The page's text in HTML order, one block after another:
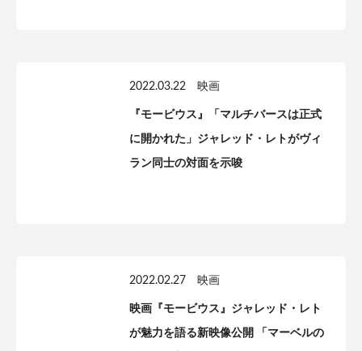
2022.03.22 映画
『モービウス』「マルチバースは正式
に開かれた」ジャレッド・レトがヴィ
ラン同士の対面を示唆
2022.02.27 映画
映画『モービウス』ジャレッド・レト
が魅力を語る新映像公開 「マーベルの